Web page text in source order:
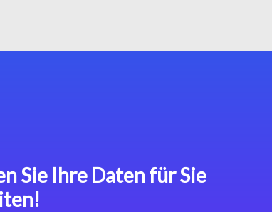
Sie Ihre Daten für Sie